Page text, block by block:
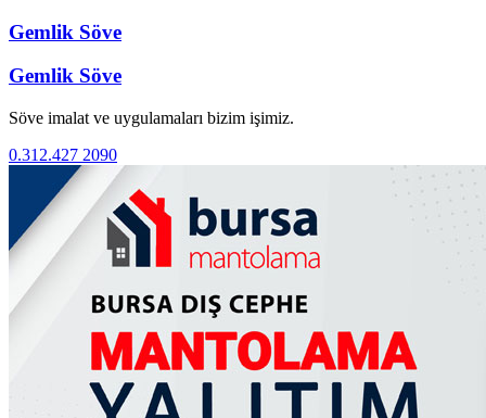
Gemlik Söve
Gemlik Söve
Söve imalat ve uygulamaları bizim işimiz.
0.312.427 2090